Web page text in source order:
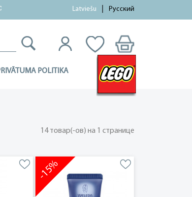
Latviešu Русский
POLITIKA
14 товар(-ов) на 1 странице
-15%